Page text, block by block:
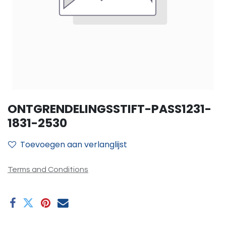
ONTGRENDELINGSSTIFT-PASS1231-
1831-2530
Toevoegen aan verlanglijst
Terms and Conditions